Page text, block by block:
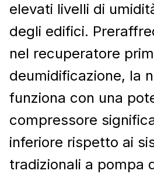
elevati livelli di
degli edifici.
nel recuperatore
deumidificazione, la
funziona con una
compressore
inferiore rispetto ai
tradizionali a pompa